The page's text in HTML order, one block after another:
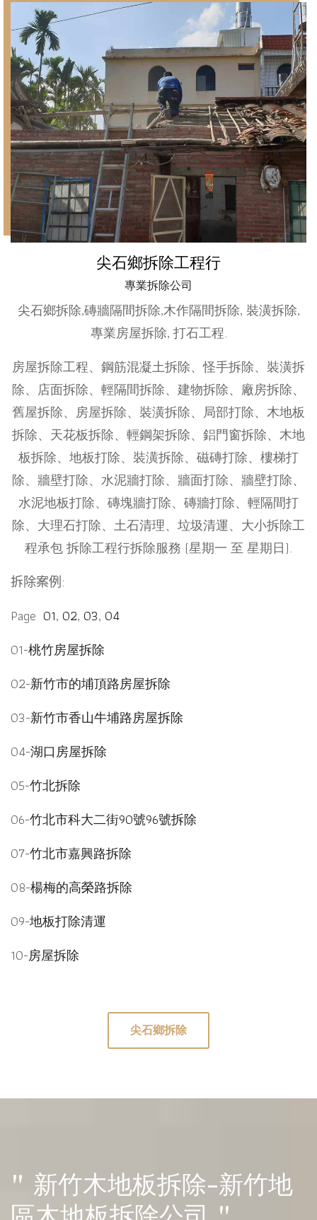
尖石鄉拆除工程行
專業拆除公司
尖石鄉拆除,磚牆隔間拆除,木作隔間拆除, 裝潢拆除,
專業房屋拆除, 打石工程.
房屋拆除工程、鋼筋混凝土拆除、怪手拆除、裝潢拆
除、店面拆除、輕隔間拆除、建物拆除、廠房拆除、
舊屋拆除、房屋拆除、裝潢拆除、局部打除、木地板
拆除、天花板拆除、輕鋼架拆除、鋁門窗拆除、木地
板拆除、地板打除、裝潢拆除、磁磚打除、樓梯打
除、牆壁打除、水泥牆打除、牆面打除、牆壁打除、
水泥地板打除、磚塊牆打除、磚牆打除、輕隔間打
除、大理石打除、土石清理、垃圾清運、大小拆除工
程承包 拆除工程行拆除服務 (星期一 至 星期日).
拆除案例:
Page 01, 02, 03, 04
01-桃竹房屋拆除
02-新竹市的埔頂路房屋拆除
03-新竹市香山牛埔路房屋拆除
04-湖口房屋拆除
05-竹北拆除
06-竹北市科大二街90號96號拆除
07-竹北市嘉興路拆除
08-楊梅的高榮路拆除
09-地板打除清運
10-房屋拆除
尖石鄉拆除
" 新竹木地板拆除-新竹地